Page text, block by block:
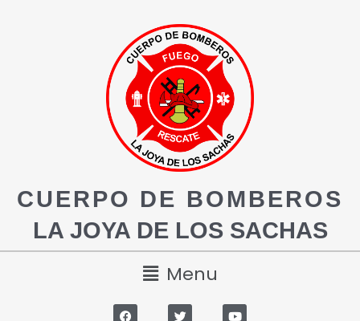
CUERPO DE BOMBEROS
LA JOYA DE LOS SACHAS
Menu